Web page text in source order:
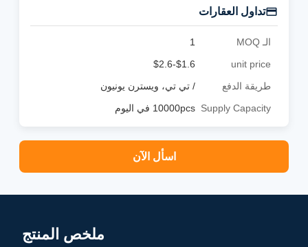
تداول العقارات
الـ MOQ
1
unit price
$1.6-$2.6
طريقة الدفع
/ تي تي، ويسترن يونيون
Supply Capacity 10000pcs في اليوم
اسأل الآن
ملخص المنتج